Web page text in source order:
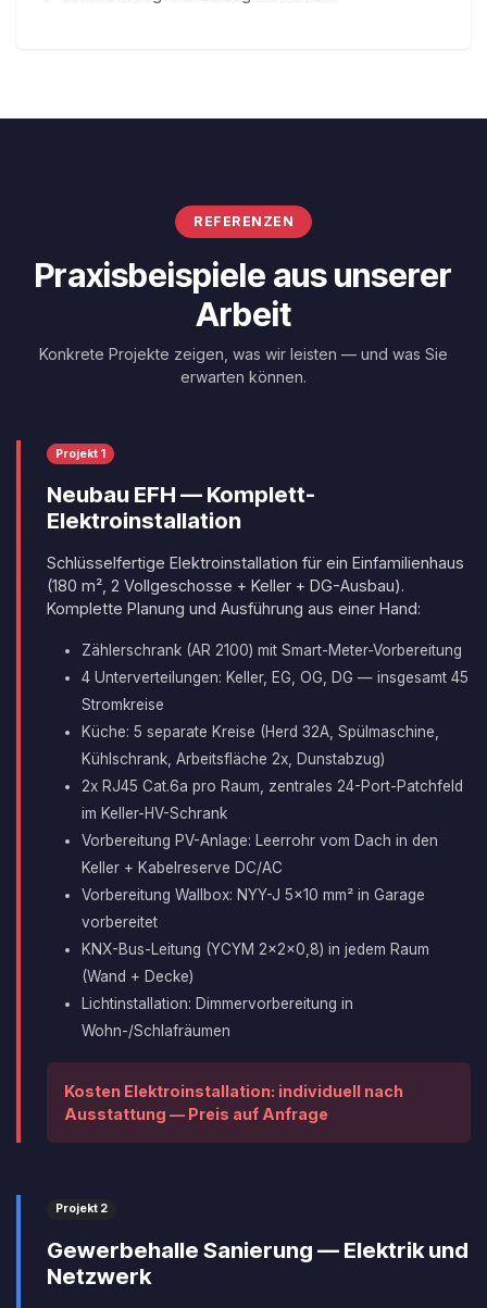
REFERENZEN
Praxisbeispiele aus unserer
Arbeit
Konkrete Projekte zeigen, was wir leisten — und was Sie
erwarten können.
Projekt 1
Neubau EFH — Komplett-
Elektroinstallation
Schlüsselfertige Elektroinstallation für ein Einfamilienhaus
(180 m², 2 Vollgeschosse + Keller + DG-Ausbau).
Komplette Planung und Ausführung aus einer Hand:
Zählerschrank (AR 2100) mit Smart-Meter-Vorbereitung
4 Unterverteilungen: Keller, EG, OG, DG — insgesamt 45
Stromkreise
Küche: 5 separate Kreise (Herd 32A, Spülmaschine,
Kühlschrank, Arbeitsfläche 2x, Dunstabzug)
2x RJ45 Cat.6a pro Raum, zentrales 24-Port-Patchfeld
im Keller-HV-Schrank
Vorbereitung PV-Anlage: Leerrohr vom Dach in den
Keller + Kabelreserve DC/AC
Vorbereitung Wallbox: NYY-J 5x10 mm² in Garage
vorbereitet
KNX-Bus-Leitung (YCYM 2x2x0,8) in jedem Raum
(Wand + Decke)
Lichtinstallation: Dimmervorbereitung in
Wohn-/Schlafräumen
Kosten Elektroinstallation: individuell nach
Ausstattung — Preis auf Anfrage
Projekt 2
Gewerbehalle Sanierung — Elektrik und
Netzwerk